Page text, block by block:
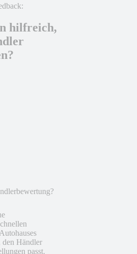
hilfreich,
den Händler
passt.